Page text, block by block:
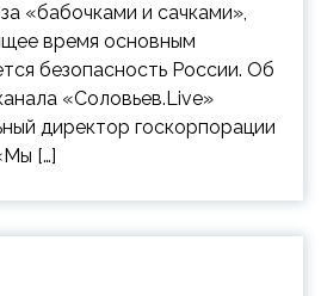
«бабочками и сачками»,
время основным
безопасность России. Об
«Соловьев.Live»
директор госкорпорации
[…]